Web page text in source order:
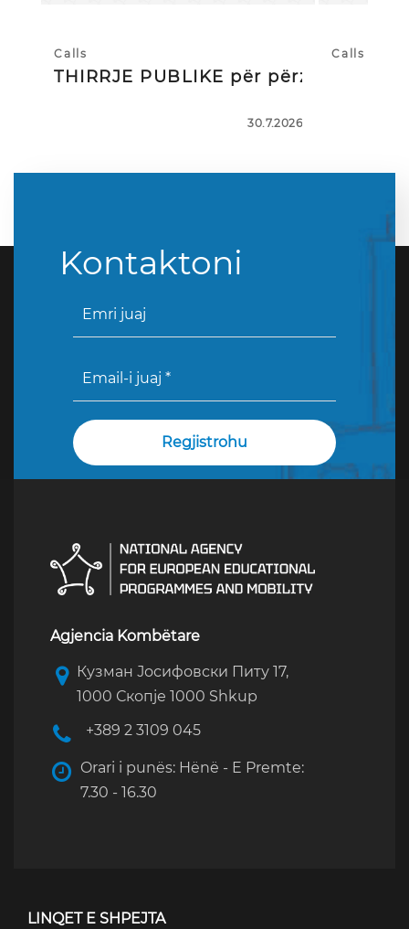
Calls
THIRRJE PUBLIKE për përzgjedhj
30.7.2026
Calls
Kontaktoni
Agjencia Kombëtare
Кузман Јосифовски Питу 17,
1000 Скопје 1000 Shkup
+389 2 3109 045
Orari i punës: Hënë - E Premte:
7.30 - 16.30
LINQET E SHPEJTA